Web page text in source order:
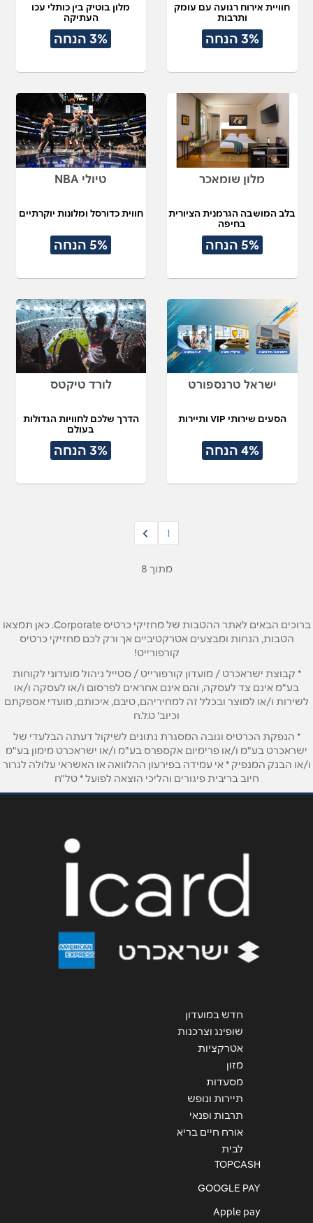
חוויית אירוח רגועה עם עומק
ותרבות
3% הנחה
מלון בוטיק בין כותלי עכו
העתיקה
3% הנחה
מלון שומאכר
בלב המושבה הגרמנית הציורית
בחיפה
5% הנחה
טיולי NBA
חווית כדורסל ומלונות יוקרתיים
5% הנחה
ישראל טרנספורט
הסעים שירותי VIP ותיירות
4% הנחה
לורד טיקטס
הדרך שלכם לחוויות הגדולות
בעולם
3% הנחה
1
מתוך 8
ברוכים הבאים לאתר ההטבות של מחזיקי כרטיס Corporate. כאן תמצאו
הטבות, הנחות ומבצעים אטרקטיביים אך ורק לכם מחזיקי כרטיס
קורפורייט!
* קבוצת ישראכרט / מועדון קורפורייט / סטייל ניהול מועדוני לקוחות
בע"מ אינם צד לעסקה, והם אינם אחראים לפרסום ו/או לעסקה ו/או
לשירות ו/או למוצר ובכלל זה למחיריהם, טיבם, איכותם, מועדי אספקתם
וכיוב' ט.ל.ח
* הנפקת הכרטיס וגובה המסגרת נתונים לשיקול דעתה הבלעדי של
ישראכרט בע"מ ו/או פרימיום אקספרס בע"מ ו/או ישראכרט מימון בע"מ
ו/או הבנק המנפיק * אי עמידה בפירעון ההלוואה או האשראי עלולה לגרור
חיוב בריבית פיגורים והליכי הוצאה לפועל * טל"ח
חדש במועדון
שופינג וצרכנות
אטרקציות
מזון
מסעדות
תיירות ונופש
תרבות ופנאי
אורח חיים בריא
לבית
TOPCASH
GOOGLE PAY
Apple pay